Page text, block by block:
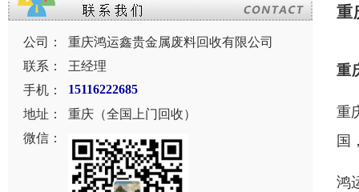
公司：
重庆鸿运鑫贵金属废料回收有限公司
联系：
王经理
手机：
15116222685
地址：
重庆（全国上门回收）
微信：
重
重
重
国
鸿